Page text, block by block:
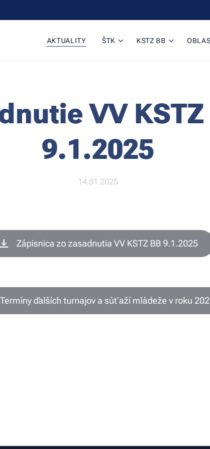
AKTUALITY ŠTK KSTZ BB
VV KSTZ
9.1.2025
14.01.2025
Zápisnica zo zasadnutia VV KSTZ BB 9.1.2025
Termíny ďalších turnajov a súťaží mládeže v roku